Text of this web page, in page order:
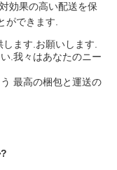
効果の高い配送を保
ができます.
ます.お願いします.
.我々はあなたのニー
最高の梱包と運送の